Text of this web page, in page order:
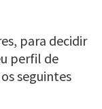
para decidir
perfil de
seguintes